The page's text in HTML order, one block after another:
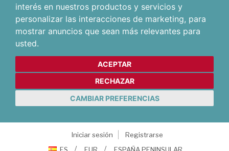
interés en nuestros productos y servicios y
personalizar las interacciones de marketing, para
mostrar anuncios que sean más relevantes para
usted.
ACEPTAR
RECHAZAR
CAMBIAR PREFERENCIAS
Iniciar sesión
Registrarse